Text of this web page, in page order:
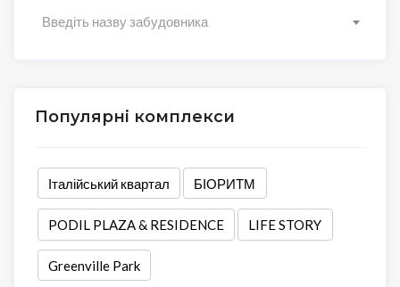
Введіть назву забудовника
Популярні комплекси
Італійський квартал БІОРИТМ
PODIL PLAZA & RESIDENCE LIFE STORY
Greenville Park